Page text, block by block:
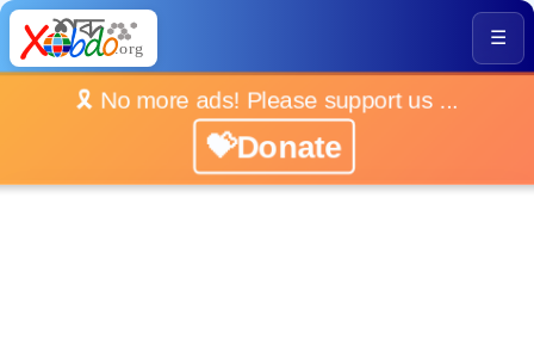
☰
🎗️ No more ads! Please support us ...
💝Donate